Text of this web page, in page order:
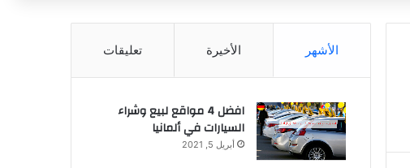
الأشهر الأخيرة تعليقات
افضل 4 مواقع لبيع وشراء
السيارات في ألمانيا
أبريل 5, 2021